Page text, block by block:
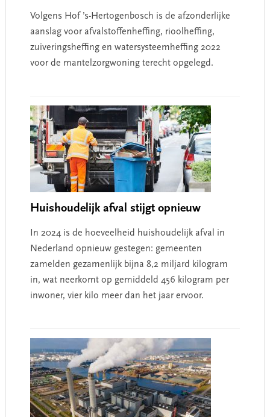
Volgens Hof ’s-Hertogenbosch is de afzonderlijke
aanslag voor afvalstoffenheffing, rioolheffing,
zuiveringsheffing en watersysteemheffing 2022
voor de mantelzorgwoning terecht opgelegd.
Huishoudelijk afval stijgt opnieuw
In 2024 is de hoeveelheid huishoudelijk afval in
Nederland opnieuw gestegen: gemeenten
zamelden gezamenlijk bijna 8,2 miljard kilogram
in, wat neerkomt op gemiddeld 456 kilogram per
inwoner, vier kilo meer dan het jaar ervoor.